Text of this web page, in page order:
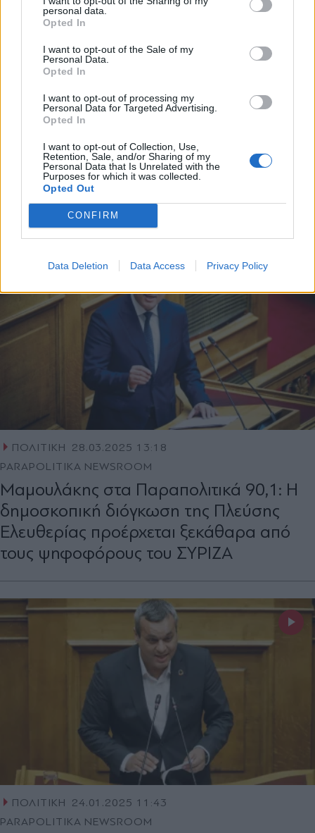
personal data.
Opted In
I want to opt-out of the Sale of my
Personal Data.
Opted In
I want to opt-out of processing my
Personal Data for Targeted Advertising.
Opted In
I want to opt-out of Collection, Use,
Retention, Sale, and/or Sharing of my
Personal Data that Is Unrelated with the
Purposes for which it was collected.
Opted Out
CONFIRM
Data Deletion Data Access Privacy Policy
ΠΟΛΙΤΙΚΗ 10.04.2025 14:27
Πλεύρης για Τέμπη: Η Πίζα και η Γάνδη
"αδειάζουν" τον ΕΟΔΑΣΑΑΜ, προφανώς
έχει μια τεράστια ευθύνη"
ΠΟΛΙΤΙΚΗ
28.03.2025 13:18
PARAPOLITIKA NEWSROOM
Μαμουλάκης στα Παραπολιτικά 90,1: Η
δημοσκοπική διόγκωση της Πλεύσης
Ελευθερίας προέρχεται ξεκάθαρα από
τους ψηφοφόρους του ΣΥΡΙΖΑ
ΠΟΛΙΤΙΚΗ
24.01.2025 11:43
PARAPOLITIKA NEWSROOM
Αποδέχομαι τους
και την πολιτική απορρήτου
X